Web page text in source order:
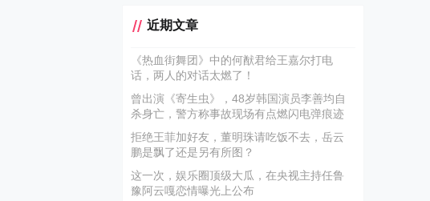
近期文章
《热血街舞团》中的何猷君给王嘉尔打电
话，两人的对话太燃了！
曾出演《寄生虫》，48岁韩国演员李善均自
杀身亡，警方称事故现场有点燃闪电弹痕迹
拒绝王菲加好友，董明珠请吃饭不去，岳云
鹏是飘了还是另有所图？
这一次，娱乐圈顶级大瓜，在央视主持任鲁
豫阿云嘎恋情曝光上公布